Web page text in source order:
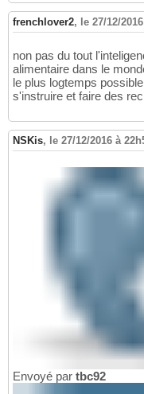
frenchlover2, le 27/12/
non pas du tout
alimentaire dans le
le plus logtemps
s'instruire et faire des
NSKis, le 27/12/2016 à
Envoyé par tbc92